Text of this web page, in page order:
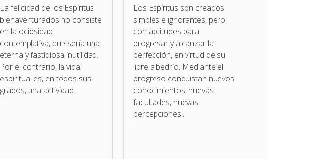
La felicidad de los Espíritus
bienaventurados no con­siste
en la ociosidad
contemplativa, que sería una
eterna y fastidiosa inutilidad.
Por el contrario, la vida
espiritual es, en todos sus
grados, una actividad...
Los Espíritus son creados
simples e ignorantes, pero
con aptitudes para
progresar y alcanzar la
perfección, en virtud de su
libre albedrío. Mediante el
progreso conquistan nuevos
conocimientos, nuevas
facultades, nuevas
percepciones...